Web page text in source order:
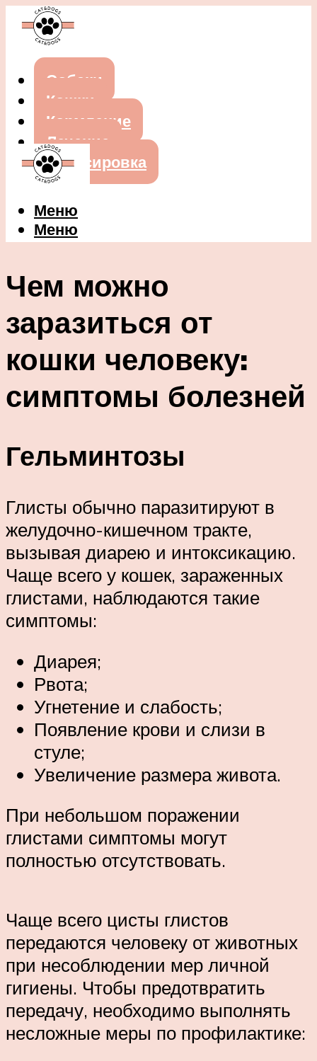
Собаки
Кошки
Кормление
Лечение
Дрессировка
Меню
Меню
Чем можно
заразиться от
кошки человеку:
симптомы болезней
Гельминтозы
Глисты обычно паразитируют в
желудочно-кишечном тракте,
вызывая диарею и интоксикацию.
Чаще всего у кошек, зараженных
глистами, наблюдаются такие
симптомы:
Диарея;
Рвота;
Угнетение и слабость;
Появление крови и слизи в
стуле;
Увеличение размера живота.
При небольшом поражении
глистами симптомы могут
полностью отсутствовать.
Чаще всего цисты глистов
передаются человеку от животных
при несоблюдении мер личной
гигиены. Чтобы предотвратить
передачу, необходимо выполнять
несложные меры по профилактике: